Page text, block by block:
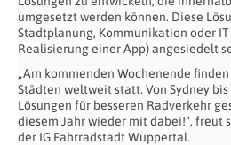
umgesetzt werden können. Diese
Stadtplanung, Kommunikation oder IT
Realisierung einer App) angesiedelt
„Am kommenden Wochenende
Städten weltweit statt. Von Sydney
Lösungen für besseren Radverkehr
diesem Jahr wieder mit dabei!“, freut
der IG Fahrradstadt Wuppertal.